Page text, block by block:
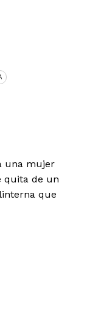
una mujer
quita de un
que